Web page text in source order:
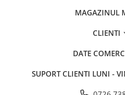
MAGAZINUL
CLIENTI
DATE
SUPORT CLIENTI LUNI -